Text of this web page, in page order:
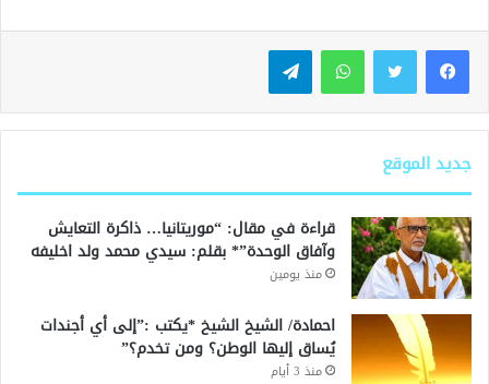
واتساب تيلقرام
جديد الموقع
قراءة في مقال: “موريتانيا… ذاكرة التعايش
وآفاق الوحدة”* بقلم: سيدي محمد ولد اخليفه
منذ يومين
احمادة/ الشيخ الشيخ *يكتب :”إلى أي أجندات
يُساق إليها الوطن؟ ومن تخدم؟”
منذ 3 أيام